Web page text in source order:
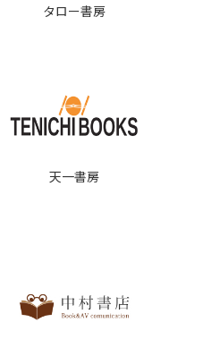
タロー書房
天一書房